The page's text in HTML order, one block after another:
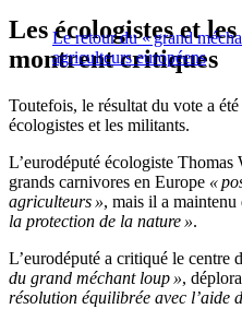
Le retour du « grand
agriculteurs européens
Les écologistes et
montrent critiques
Toutefois, le résultat du vote a
écologistes et les militants.
L’eurodéputé écologiste
grands carnivores en Europe «
agriculteurs », mais il a maintenu
la protection de la nature ».
L’eurodéputé a critiqué le centre
du grand méchant loup »,
résolution équilibrée avec l’aide